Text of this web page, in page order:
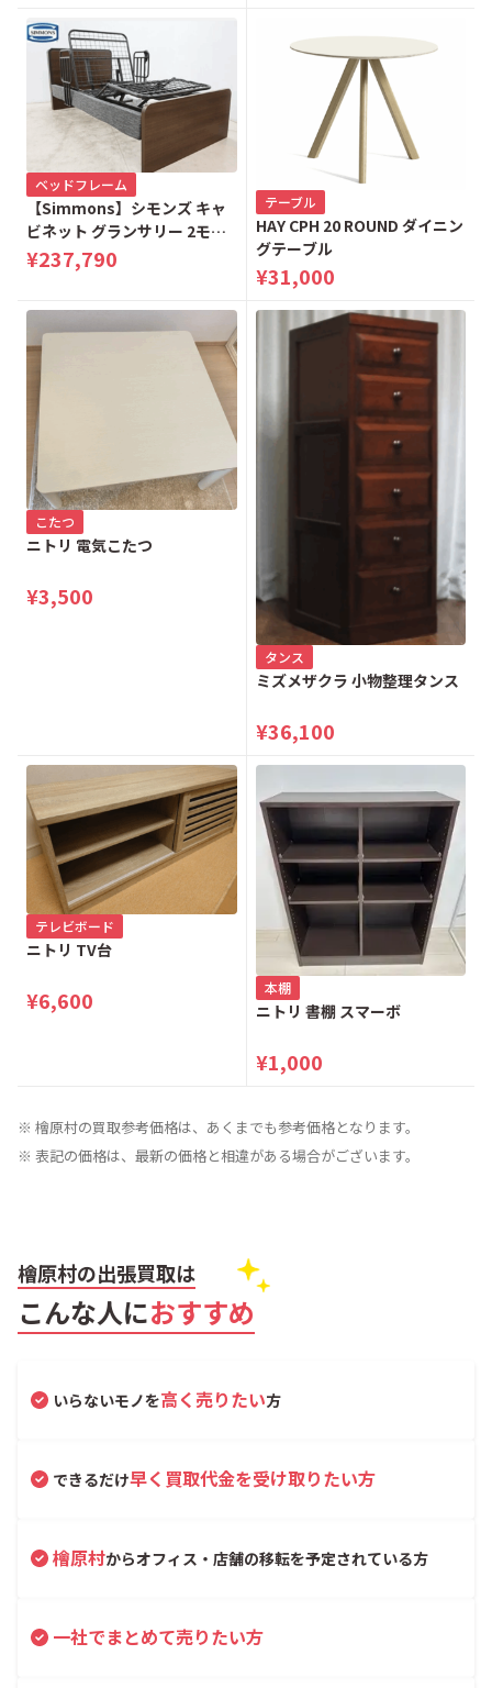
ベッドフレーム
【Simmons】シモンズ キャ
ビネット グランサリー 2モー
ター 電動リクライニングベッ
ド シングルベッド
¥237,790
テーブル
HAY CPH 20 ROUND ダイニン
グテーブル
¥31,000
こたつ
ニトリ 電気こたつ
¥3,500
タンス
ミズメザクラ 小物整理タンス
¥36,100
テレビボード
ニトリ TV台
¥6,600 本棚
ニトリ 書棚 スマーボ
¥1,000
※ 檜原村の買取参考価格は、あくまでも参考価格となります。
※ 表記の価格は、最新の価格と相違がある場合がございます。
檜原村の出張買取は
こんな人におすすめ
いらないモノを高く売りたい方
できるだけ早く買取代金を受け取りたい方
檜原村からオフィス・店舗の移転を予定されている方
一社でまとめて売りたい方